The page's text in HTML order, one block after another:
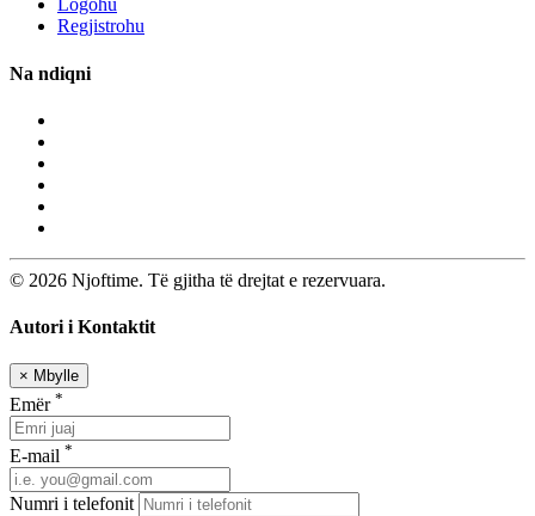
Logohu
Regjistrohu
Na ndiqni
© 2026 Njoftime. Të gjitha të drejtat e rezervuara.
Autori i Kontaktit
× Mbylle
Emër *
E-mail *
Numri i telefonit